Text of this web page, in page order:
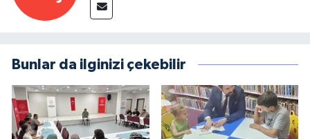
Bunlar da ilginizi çekebilir